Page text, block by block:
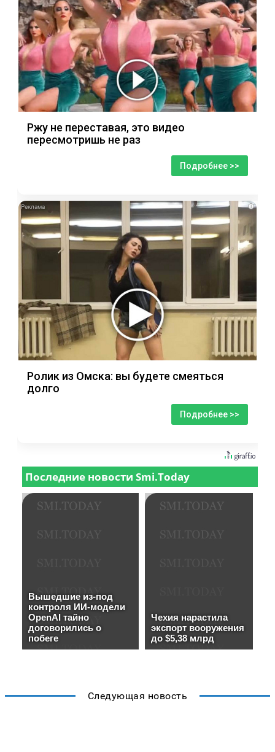
Ржу не переставая, это видео
пересмотришь не раз
Подробнее >>
i
Ролик из Омска: вы будете смеяться
долго
Подробнее >>
Следующая новость